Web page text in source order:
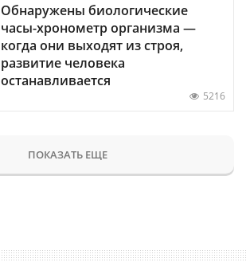
Обнаружены биологические
часы-хронометр организма —
когда они выходят из строя,
развитие человека
останавливается
5216
ПОКАЗАТЬ ЕЩЕ